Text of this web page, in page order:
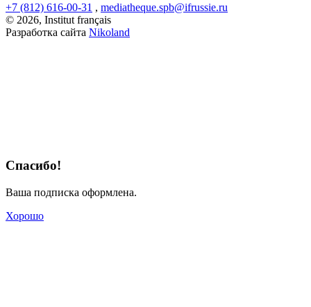
+7 (812) 616-00-31 , mediatheque.spb@ifrussie.ru
© 2026, Institut français
Разработка сайта Nikoland
Спасибо!
Ваша подписка оформлена.
Хорошо